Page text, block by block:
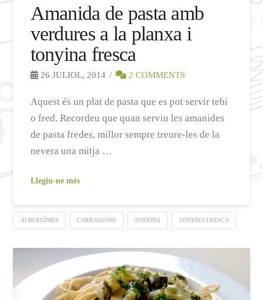
Amanida de pasta amb
verdures a la planxa i
tonyina fresca
26 JULIOL, 2014 2 COMMENTS
Aquest és un plat de pasta que es pot servir tebi
o fred. Recordeu que quan serviu les amanides
de pasta fredes, millor sempre treure-les de la
nevera una mitja …
Llegiu-ne més
ALBERGÍNIES CARBASSONS TONYINA TONYINA FRESCA